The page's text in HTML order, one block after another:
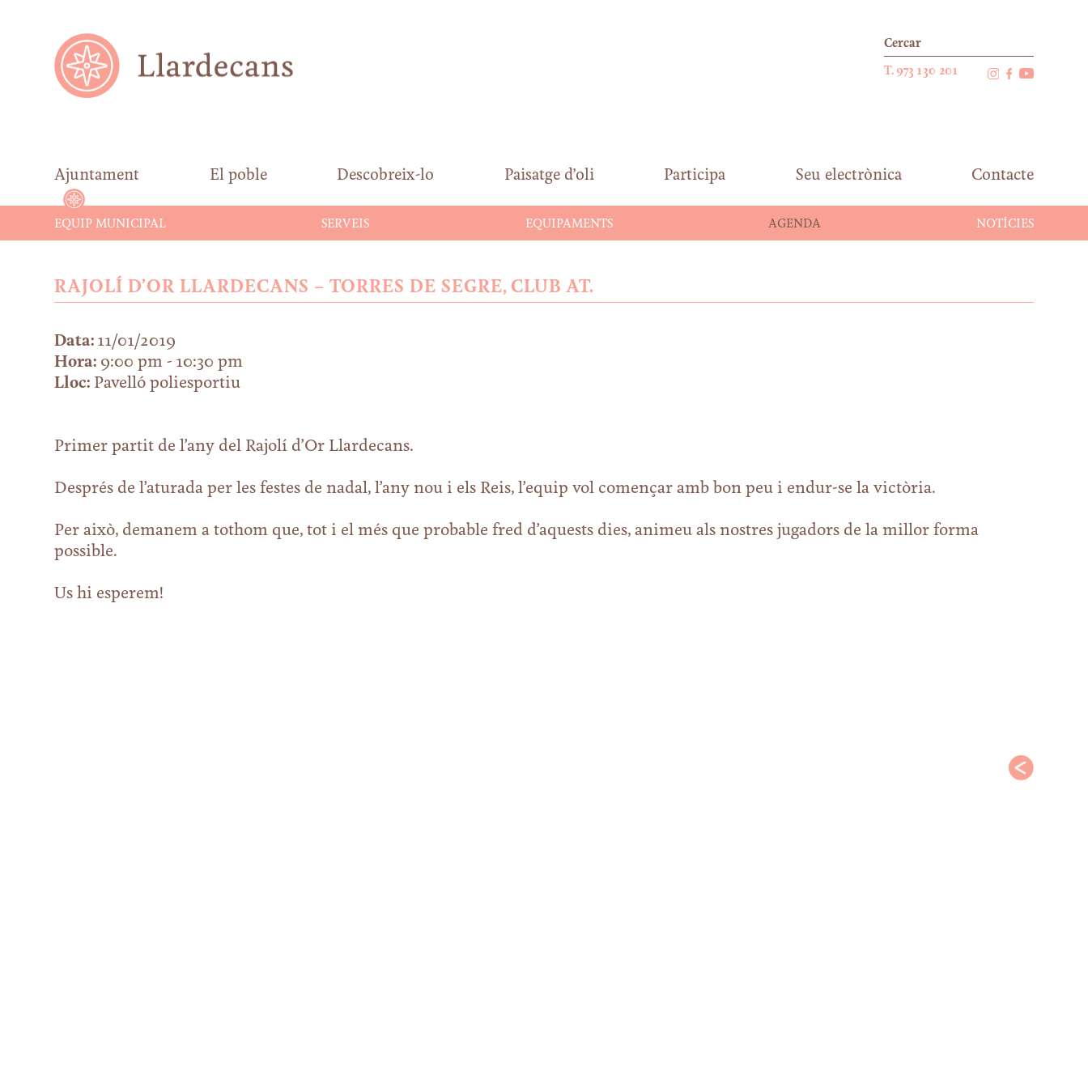
T. 973 130 201
Ajuntament El poble Descobreix-lo Paisatge d’oli Participa Seu electrònica Contacte
EQUIP MUNICIPAL SERVEIS EQUIPAMENTS AGENDA NOTÍCIES
RAJOLÍ D’OR LLARDECANS – TORRES DE SEGRE, CLUB AT.
Data: 11/01/2019
Hora: 9:00 pm - 10:30 pm
Lloc: Pavelló poliesportiu
Primer partit de l’any del Rajolí d’Or Llardecans.
Després de l’aturada per les festes de nadal, l’any nou i els Reis, l’equip vol començar amb bon peu i endur-se la victòria.
Per això, demanem a tothom que, tot i el més que probable fred d’aquests dies, animeu als nostres jugadors de la millor forma
possible.
Us hi esperem!